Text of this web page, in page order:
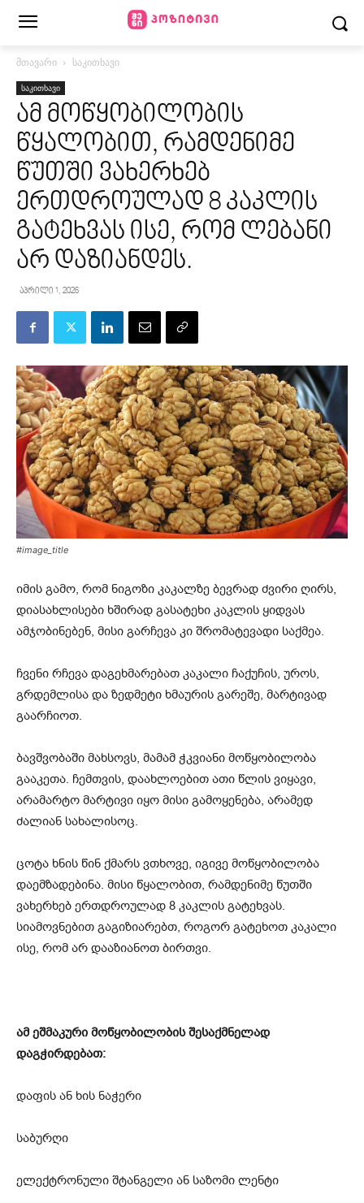
მთავარი საკითხავი
საკითხავი
ამ მოწყობილობის
წყალობით, რამდენიმე
წუთში ვახერხებ
ერთდროულად 8 კაკლის
გატეხვას ისე, რომ ლებანი
არ დაზიანდეს.
აპრილი 1, 2026
#image_title
იმის გამო, რომ ნიგოზი კაკალზე ბევრად ძვირი ღირს,
დიასახლისები ხშირად გასატეხი კაკლის ყიდვას
ამჯობინებენ, მისი გარჩევა კი შრომატევადი საქმეა.
ჩვენი რჩევა დაგეხმარებათ კაკალი ჩაქუჩის, უროს,
გრდემლისა და ზედმეტი ხმაურის გარეშე, მარტივად
გაარჩიოთ.
ბავშვობაში მახსოვს, მამამ ჭკვიანი მოწყობილობა
გააკეთა. ჩემთვის, დაახლოებით ათი წლის ვიყავი,
არამარტო მარტივი იყო მისი გამოყენება, არამედ
ძალიან სახალისოც.
ცოტა ხნის წინ ქმარს ვთხოვე, იგივე მოწყობილობა
დაემზადებინა. მისი წყალობით, რამდენიმე წუთში
ვახერხებ ერთდროულად 8 კაკლის გატეხვას.
სიამოვნებით გაგიზიარებთ, როგორ გატეხოთ კაკალი
ისე, რომ არ დააზიანოთ ბირთვი.
ამ ეშმაკური მოწყობილობის შესაქმნელად
დაგჭირდებათ:
დაფის ან ხის ნაჭერი
საბურღი
ელექტრონული შტანგელი ან საზომი ლენტი